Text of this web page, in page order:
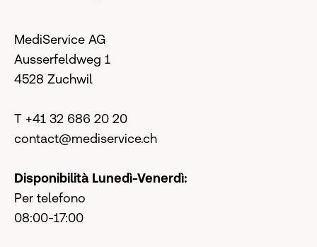
MediService AG
Ausserfeldweg 1
4528 Zuchwil
T +41 32 686 20 20
contact@mediservice.ch
Disponibilità Lunedì-Venerdì:
Per telefono
08:00-17:00